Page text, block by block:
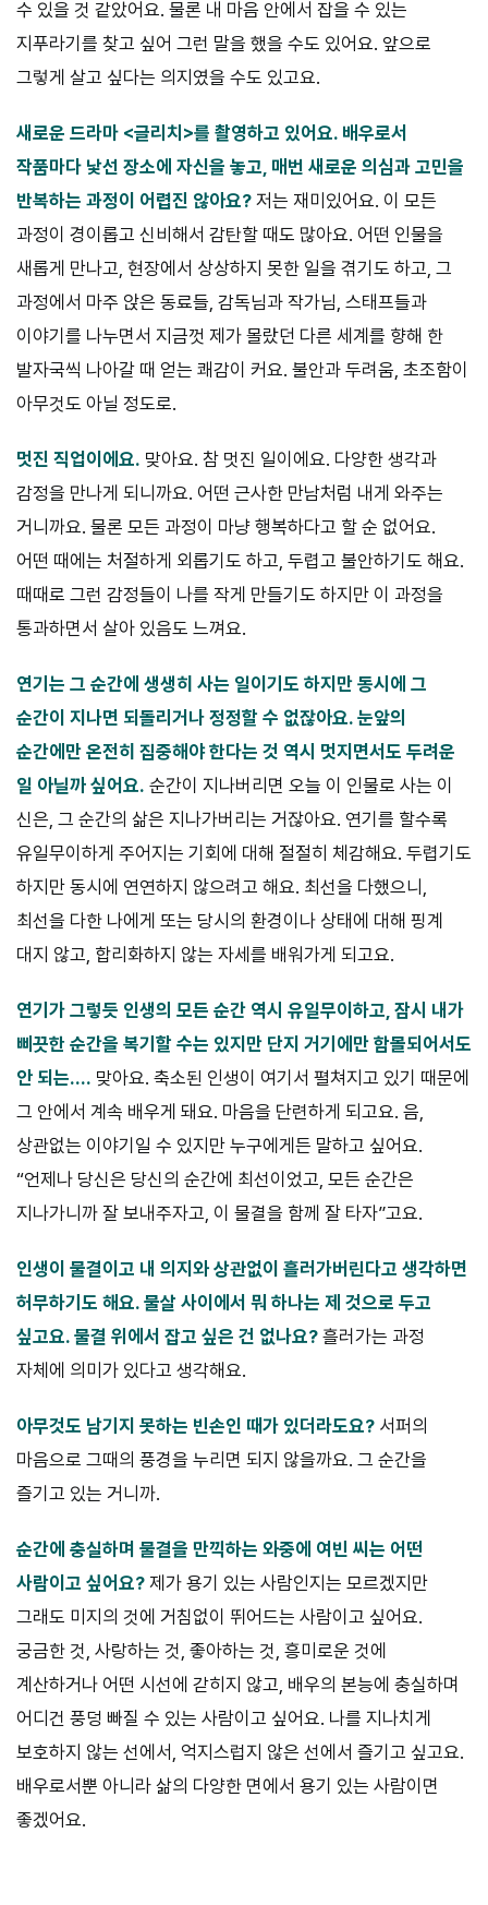
수 있을 것 같았어요. 물론 내 마음 안에서 잡을 수 있는
지푸라기를 찾고 싶어 그런 말을 했을 수도 있어요. 앞으로
그렇게 살고 싶다는 의지였을 수도 있고요.
새로운 드라마 <글리치>를 촬영하고 있어요. 배우로서
작품마다 낯선 장소에 자신을 놓고, 매번 새로운 의심과 고민을
반복하는 과정이 어렵진 않아요? 저는 재미있어요. 이 모든
과정이 경이롭고 신비해서 감탄할 때도 많아요. 어떤 인물을
새롭게 만나고, 현장에서 상상하지 못한 일을 겪기도 하고, 그
과정에서 마주 앉은 동료들, 감독님과 작가님, 스태프들과
이야기를 나누면서 지금껏 제가 몰랐던 다른 세계를 향해 한
발자국씩 나아갈 때 얻는 쾌감이 커요. 불안과 두려움, 초조함이
아무것도 아닐 정도로.
멋진 직업이에요. 맞아요. 참 멋진 일이에요. 다양한 생각과
감정을 만나게 되니까요. 어떤 근사한 만남처럼 내게 와주는
거니까요. 물론 모든 과정이 마냥 행복하다고 할 순 없어요.
어떤 때에는 처절하게 외롭기도 하고, 두렵고 불안하기도 해요.
때때로 그런 감정들이 나를 작게 만들기도 하지만 이 과정을
통과하면서 살아 있음도 느껴요.
연기는 그 순간에 생생히 사는 일이기도 하지만 동시에 그
순간이 지나면 되돌리거나 정정할 수 없잖아요. 눈앞의
순간에만 온전히 집중해야 한다는 것 역시 멋지면서도 두려운
일 아닐까 싶어요. 순간이 지나버리면 오늘 이 인물로 사는 이
신은, 그 순간의 삶은 지나가버리는 거잖아요. 연기를 할수록
유일무이하게 주어지는 기회에 대해 절절히 체감해요. 두렵기도
하지만 동시에 연연하지 않으려고 해요. 최선을 다했으니,
최선을 다한 나에게 또는 당시의 환경이나 상태에 대해 핑계
대지 않고, 합리화하지 않는 자세를 배워가게 되고요.
연기가 그렇듯 인생의 모든 순간 역시 유일무이하고, 잠시 내가
삐끗한 순간을 복기할 수는 있지만 단지 거기에만 함몰되어서도
안 되는…. 맞아요. 축소된 인생이 여기서 펼쳐지고 있기 때문에
그 안에서 계속 배우게 돼요. 마음을 단련하게 되고요. 음,
상관없는 이야기일 수 있지만 누구에게든 말하고 싶어요.
“언제나 당신은 당신의 순간에 최선이었고, 모든 순간은
지나가니까 잘 보내주자고, 이 물결을 함께 잘 타자”고요.
인생이 물결이고 내 의지와 상관없이 흘러가버린다고 생각하면
허무하기도 해요. 물살 사이에서 뭐 하나는 제 것으로 두고
싶고요. 물결 위에서 잡고 싶은 건 없나요? 흘러가는 과정
자체에 의미가 있다고 생각해요.
아무것도 남기지 못하는 빈손인 때가 있더라도요? 서퍼의
마음으로 그때의 풍경을 누리면 되지 않을까요. 그 순간을
즐기고 있는 거니까.
순간에 충실하며 물결을 만끽하는 와중에 여빈 씨는 어떤
사람이고 싶어요? 제가 용기 있는 사람인지는 모르겠지만
그래도 미지의 것에 거침없이 뛰어드는 사람이고 싶어요.
궁금한 것, 사랑하는 것, 좋아하는 것, 흥미로운 것에
계산하거나 어떤 시선에 갇히지 않고, 배우의 본능에 충실하며
어디건 풍덩 빠질 수 있는 사람이고 싶어요. 나를 지나치게
보호하지 않는 선에서, 억지스럽지 않은 선에서 즐기고 싶고요.
배우로서뿐 아니라 삶의 다양한 면에서 용기 있는 사람이면
좋겠어요.